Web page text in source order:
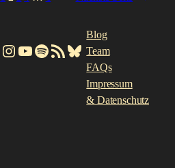
Instagram
YouTube
Spotify
RSS-FeedBluesky
Blog
Team
FAQs
Impressum
& Datenschutz